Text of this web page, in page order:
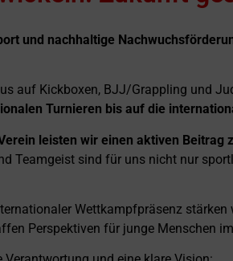
Seit 1973.
und nachhaltige
auf Kickboxen, BJJ/Grappling und
Turnieren bis auf die
leisten wir einen aktiven Beitrag
Teamgeist sind für uns nicht nur
Wettkampfpräsenz
Perspektiven für junge Menschen